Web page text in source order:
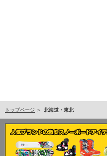
トップページ 北海道・東北